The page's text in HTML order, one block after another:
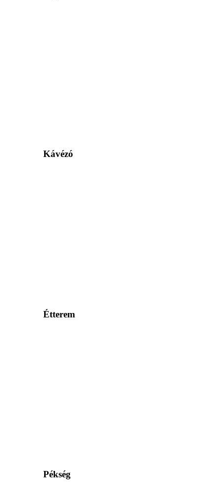
Kávézó
Étterem
Pékség